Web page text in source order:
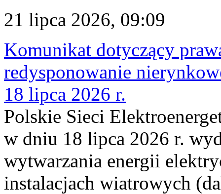
21 lipca 2026, 09:09
Komunikat dotyczący
redysponowanie
18 lipca 2026 r.
Polskie Sieci
w dniu 18 lipca 2026 r.
wytwarzania energii
instalacjach wiatrowych